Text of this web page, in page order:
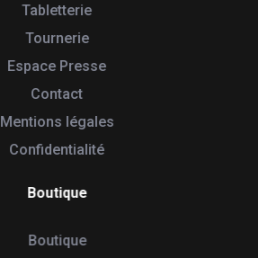
Tabletterie
Tournerie
Espace Presse
Contact
Mentions légales
Confidentialité
Boutique
Boutique